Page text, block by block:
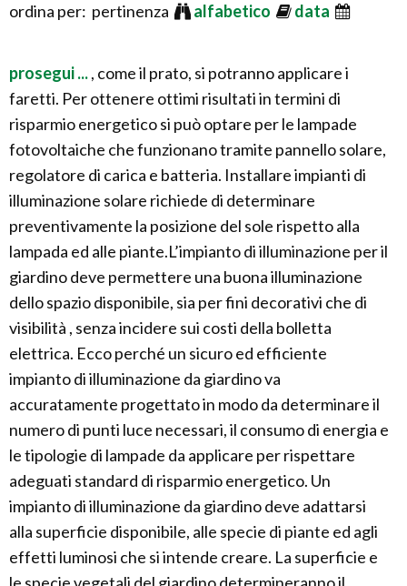
ordina per: pertinenza alfabetico data
prosegui ..., come il prato, si potranno applicare i
faretti. Per ottenere ottimi risultati in termini di
risparmio energetico si può optare per le lampade
fotovoltaiche che funzionano tramite pannello solare,
regolatore di carica e batteria. Installare impianti di
illuminazione solare richiede di determinare
preventivamente la posizione del sole rispetto alla
lampada ed alle piante.L’impianto di illuminazione per il
giardino deve permettere una buona illuminazione
dello spazio disponibile, sia per fini decorativi che di
visibilità , senza incidere sui costi della bolletta
elettrica. Ecco perché un sicuro ed efficiente
impianto di illuminazione da giardino va
accuratamente progettato in modo da determinare il
numero di punti luce necessari, il consumo di energia e
le tipologie di lampade da applicare per rispettare
adeguati standard di risparmio energetico. Un
impianto di illuminazione da giardino deve adattarsi
alla superficie disponibile, alle specie di piante ed agli
effetti luminosi che si intende creare. La superficie e